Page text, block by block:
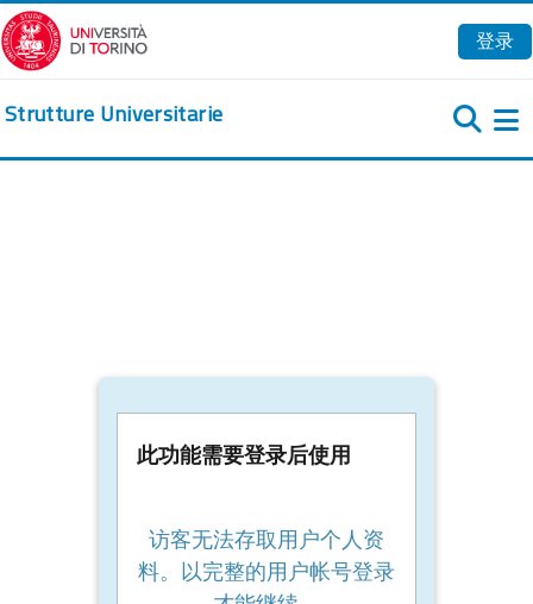
跳到主要内容
登录
Strutture Universitarie
此功能需要登录后使用
访客无法存取用户个人资
料。以完整的用户帐号登录